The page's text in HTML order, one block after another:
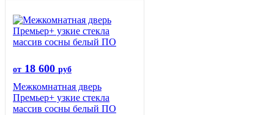
от 18 600 руб
Межкомнатная дверь
Премьер+ узкие стекла
массив сосны белый ПО